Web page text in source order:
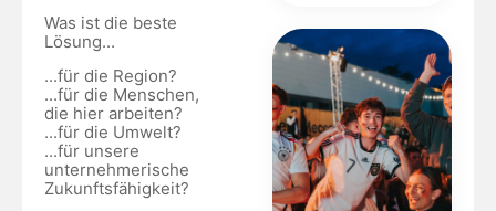
Was ist die beste
Lösung...
...für die Region?
...für die Menschen,
die hier arbeiten?
...für die Umwelt?
...für unsere
unternehmerische
Zukunftsfähigkeit?